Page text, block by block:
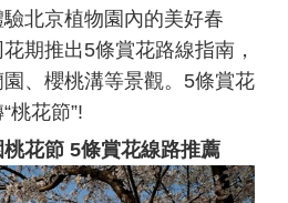
北京植物園內的美好春
期推出5條賞花路線指南，
、櫻桃溝等景觀。5條賞花
桃花節”!
花節 5條賞花線路推薦